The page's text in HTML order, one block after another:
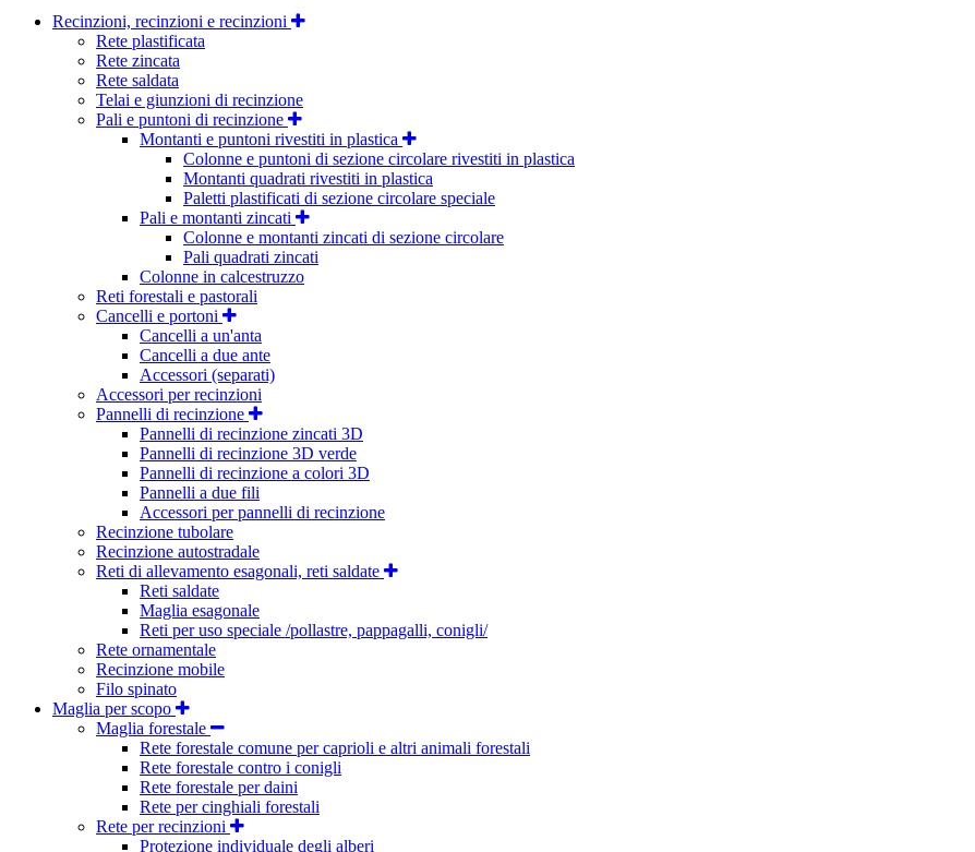
Recinzioni, recinzioni e recinzioni
Rete plastificata
Rete zincata
Rete saldata
Telai e giunzioni di recinzione
Pali e puntoni di recinzione
Montanti e puntoni rivestiti in plastica
Colonne e puntoni di sezione circolare rivestiti in plastica
Montanti quadrati rivestiti in plastica
Paletti plastificati di sezione circolare speciale
Pali e montanti zincati
Colonne e montanti zincati di sezione circolare
Pali quadrati zincati
Colonne in calcestruzzo
Reti forestali e pastorali
Cancelli e portoni
Cancelli a un'anta
Cancelli a due ante
Accessori (separati)
Accessori per recinzioni
Pannelli di recinzione
Pannelli di recinzione zincati 3D
Pannelli di recinzione 3D verde
Pannelli di recinzione a colori 3D
Pannelli a due fili
Accessori per pannelli di recinzione
Recinzione tubolare
Recinzione autostradale
Reti di allevamento esagonali, reti saldate
Reti saldate
Maglia esagonale
Reti per uso speciale /pollastre, pappagalli, conigli/
Rete ornamentale
Recinzione mobile
Filo spinato
Maglia per scopo
Maglia forestale
Rete forestale comune per caprioli e altri animali forestali
Rete forestale contro i conigli
Rete forestale per daini
Rete per cinghiali forestali
Rete per recinzioni
Protezione individuale degli alberi